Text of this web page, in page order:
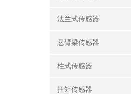
法兰式传感器
悬臂梁传感器
柱式传感器
扭矩传感器